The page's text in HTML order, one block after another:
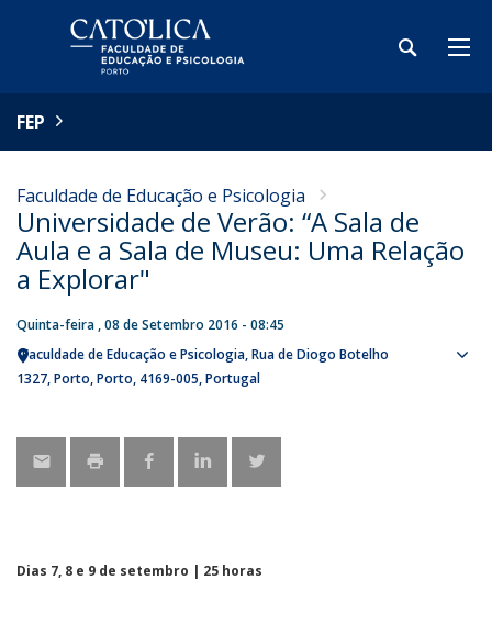
FEP
Faculdade de Educação e Psicologia
Universidade de Verão: “A Sala de
Aula e a Sala de Museu: Uma Relação
a Explorar"
Quinta-feira , 08 de Setembro 2016 - 08:45
Faculdade de Educação e Psicologia Rua de Diogo Botelho
1327 Porto Porto 4169-005 Portugal
Dias 7, 8 e 9 de setembro | 25 horas